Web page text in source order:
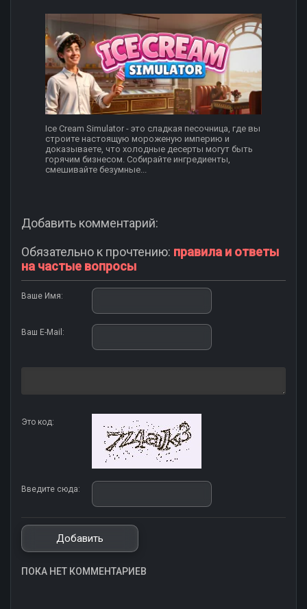
Ice Cream Simulator - это сладкая песочница, где вы
строите настоящую мороженую империю и
доказываете, что холодные десерты могут быть
горячим бизнесом. Собирайте ингредиенты,
смешивайте безумные...
Добавить комментарий:
Обязательно к прочтению: правила и ответы
на частые вопросы
Ваше Имя:
Ваш E-Mail:
Это код:
Введите сюда:
ПОКА НЕТ КОММЕНТАРИЕВ